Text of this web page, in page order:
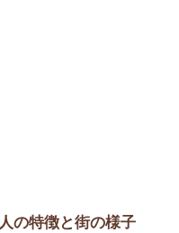
の特徴と街の様子